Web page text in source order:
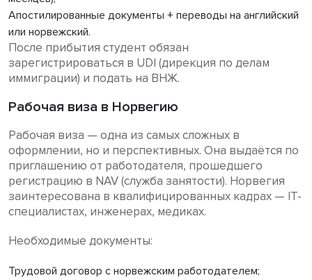
Апостилированные документы + переводы на английский
или норвежский.
После прибытия студент обязан
зарегистрироваться в UDI (дирекция по делам
иммиграции) и подать на ВНЖ.
Рабочая виза в Норвегию
Рабочая виза — одна из самых сложных в
оформлении, но и перспективных. Она выдаётся по
приглашению от работодателя, прошедшего
регистрацию в NAV (служба занятости). Норвегия
заинтересована в квалифицированных кадрах — IT-
специалистах, инженерах, медиках.
Необходимые документы:
Трудовой договор с норвежским работодателем;